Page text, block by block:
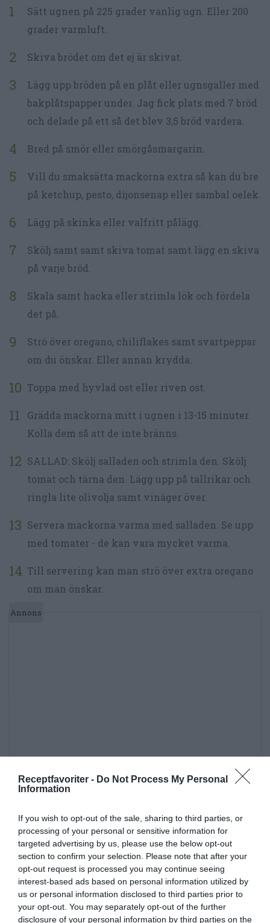
Receptfavoriter - Do Not Process My Personal
Information
If you wish to opt-out of the sale, sharing to third parties, or
processing of your personal or sensitive information for
targeted advertising by us, please use the below opt-out
section to confirm your selection. Please note that after your
opt-out request is processed you may continue seeing
interest-based ads based on personal information utilized by
us or personal information disclosed to third parties prior to
your opt-out. You may separately opt-out of the further
disclosure of your personal information by third parties on the
Sätt ugnen på 225 grader vanlig ugn. Eller 200
grader varmluft.
Skiva brödet om det ej är skivat.
Lägg upp bröden på en plåt eller ugnsgaller med
bakplåtspapper under. Jag fick plats med 7 bröd
och delade på ett så det blev 3,5 bröd vardera.
Bred på smör eller smörgåsmargarin.
Vill du smaksätta mackorna extra så kan du bre
på ketchup, pesto, dijonsenap eller sambal oelek.
Lägg på skinka eller valfritt pålägg.
Skölj samt samt skiva tomat samt lägg en skiva
på varje bröd.
Skala samt hacka eller strimla lök och fördela
det på.
Strö över oregano, chiliflakes samt svartpeppar
om du önskar. Eller annan krydda.
Toppa med hyvlad ost eller riven ost.
Grädda mackorna mitt i ugnen i 13-15 minuter.
Kolla dem så att de inte bränns.
SALLAD: Skölj salladen och strimla den. Skölj
tomat och tärna den. Lägg upp på tallrikar och
ringla lite olivolja samt vinäger över.
Servera mackorna varma med salladen. Se upp
med tomater - de kan vara mycket varma.
Till servering kan man strö över extra oregano
om man önskar.
Mackor Mozzarella Skinka Ost
Senap
Vardag
Snabblagat Lättlagat
Svensk mat
Ugnsrätter